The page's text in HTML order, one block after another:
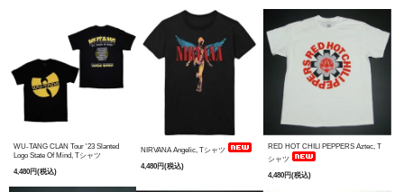
WU-TANG CLAN Tour '23 Slanted
Logo State Of Mind, Tシャツ
4,480円(税込)
NIRVANA Angelic, Tシャツ
4,480円(税込)
RED HOT CHILI PEPPERS Aztec, T
シャツ
4,480円(税込)